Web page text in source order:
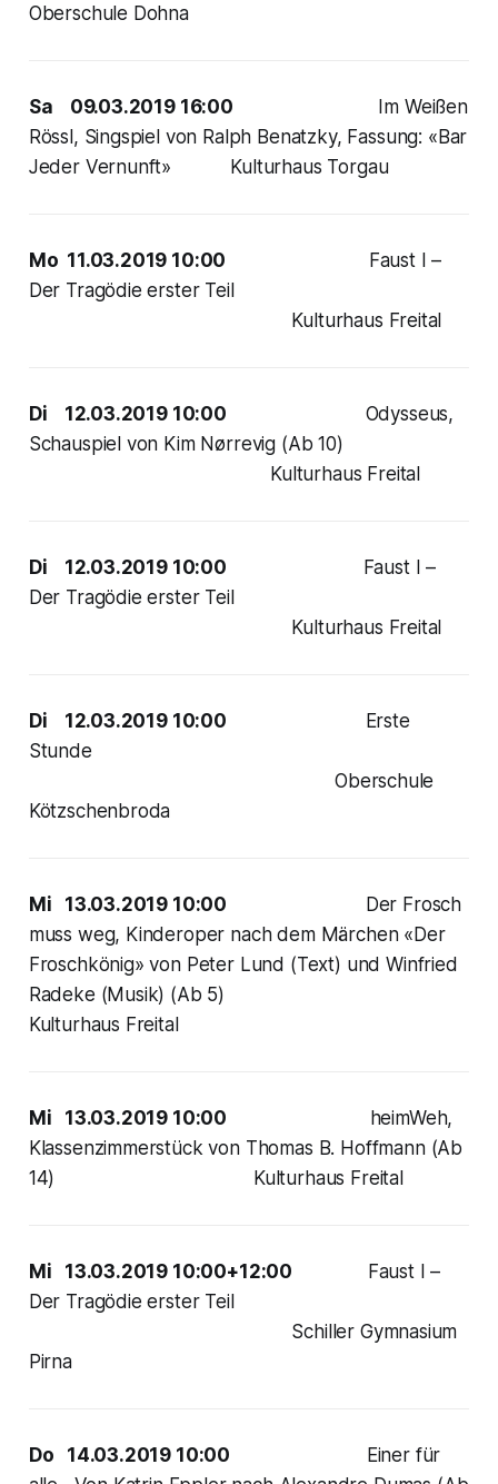
Oberschule Dohna
Sa 09.03.2019 16:00 Im Weißen
Rössl, Singspiel von Ralph Benatzky, Fassung: «Bar
Jeder Vernunft» Kulturhaus Torgau
Mo 11.03.2019 10:00
Faust I –
Der Tragödie erster Teil
Kulturhaus Freital
Di 12.03.2019 10:00
Odysseus,
Schauspiel von Kim Nørrevig (Ab 10)
Kulturhaus Freital
Di 12.03.2019 10:00
Faust I –
Der Tragödie erster Teil
Kulturhaus Freital
Di 12.03.2019 10:00
Erste
Stunde
Oberschule
Kötzschenbroda
Mi 13.03.2019 10:00
Der Frosch
muss weg, Kinderoper nach dem Märchen «Der
Froschkönig» von Peter Lund (Text) und Winfried
Radeke (Musik) (Ab 5)
Kulturhaus Freital
Mi 13.03.2019 10:00
heimWeh,
Klassenzimmerstück von Thomas B. Hoffmann (Ab
14) Kulturhaus Freital
Mi 13.03.2019 10:00+12:00 Faust I –
Der Tragödie erster Teil
Schiller Gymnasium
Pirna
Do 14.03.2019 10:00
Einer für